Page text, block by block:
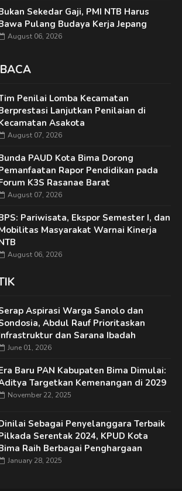
Sekedar Gaji, PMI NTB Harus
Pulang Budaya Kerja Jepang
August 06, 2026
Penilai Lomba Kecamatan
Lanjutkan Penilaian di
Asakota
August 07, 2026
PAUD Kota Bima Dorong
Rapor Pendidikan pada
K3S Rasanae Barat
August 07, 2026
Pariwisata, Ekspor Semester I, dan
Masyarakat Warnai Kinerja
August 06, 2026
Aspirasi Warga Sanolo dan
Abdul Rauf Prioritaskan
dan Sarana Ibadah
June 01, 2026
Baru PAN Kabupaten Bima Dimulai:
Targetkan Kemenangan di 2029
November 22, 2025
Sebagai Penyelanggara Terbaik
Serentak 2024, KPUD Kota
Raih Berbagai Penghargaan
January 28, 2025